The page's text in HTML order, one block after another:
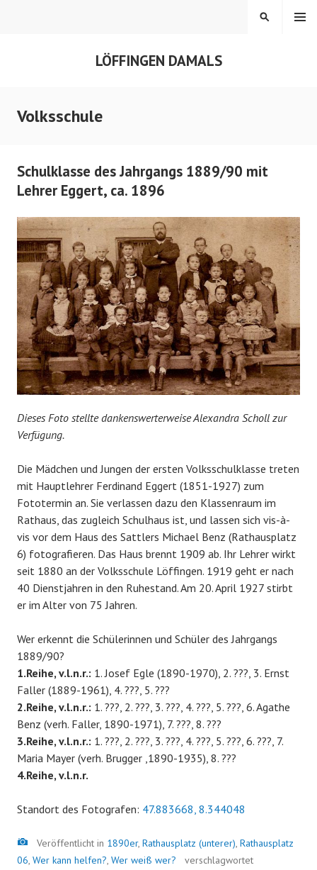
LÖFFINGEN DAMALS
MENÜ
SUCHEN
Volksschule
Schulklasse des Jahrgangs 1889/90 mit
Lehrer Eggert, ca. 1896
Dieses Foto stellte dankenswerterweise Alexandra Scholl zur
Verfügung.
Die Mädchen und Jungen der ersten Volksschulklasse treten
mit Hauptlehrer Ferdinand Eggert (1851-1927) zum
Fototermin an. Sie verlassen dazu den Klassenraum im
Rathaus, das zugleich Schulhaus ist, und lassen sich vis-à-
vis vor dem Haus des Sattlers Michael Benz (Rathausplatz
6) fotografieren. Das Haus brennt 1909 ab. Ihr Lehrer wirkt
seit 1880 an der Volksschule Löffingen. 1919 geht er nach
40 Dienstjahren in den Ruhestand. Am 20. April 1927 stirbt
er im Alter von 75 Jahren.
Wer erkennt die Schülerinnen und Schüler des Jahrgangs
1889/90?
1.Reihe, v.l.n.r.: 1. Josef Egle (1890-1970), 2. ???, 3. Ernst
Faller (1889-1961), 4. ???, 5. ???
2.Reihe, v.l.n.r.: 1. ???, 2. ???, 3. ???, 4. ???, 5. ???, 6. Agathe
Benz (verh. Faller, 1890-1971), 7. ???, 8. ???
3.Reihe, v.l.n.r.: 1. ???, 2. ???, 3. ???, 4. ???, 5. ???, 6. ???, 7.
Maria Mayer (verh. Brugger ,1890-1935), 8. ???
4.Reihe, v.l.n.r.
Standort des Fotografen: 47.883668, 8.344048
Bild
Veröffentlicht in 1890er, Rathausplatz (unterer), Rathausplatz
06, Wer kann helfen?, Wer weiß wer?
verschlagwortet